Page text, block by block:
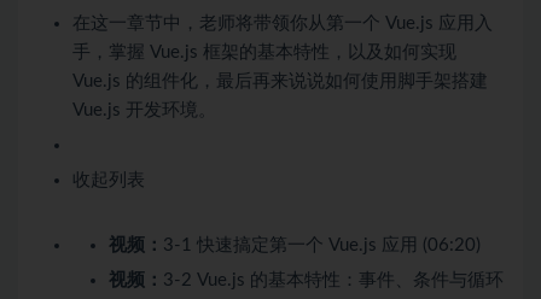
在这一章节中，老师将带领你从第一个 Vue.js 应用入
手，掌握 Vue.js 框架的基本特性，以及如何实现
Vue.js 的组件化，最后再来说说如何使用脚手架搭建
Vue.js 开发环境。
收起列表
视频： 3-1 快速搞定第一个 Vue.js 应用 (06:20)
视频： 3-2 Vue.js 的基本特性：事件、条件与循环